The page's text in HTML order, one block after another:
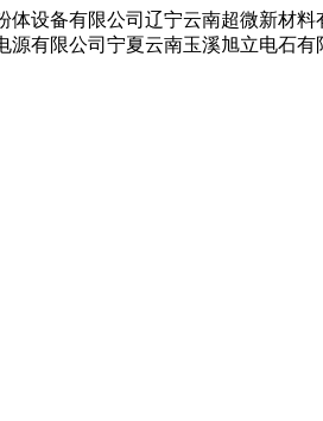
设备有限公司辽宁云南超微新材
有限公司宁夏云南玉溪旭立电石有